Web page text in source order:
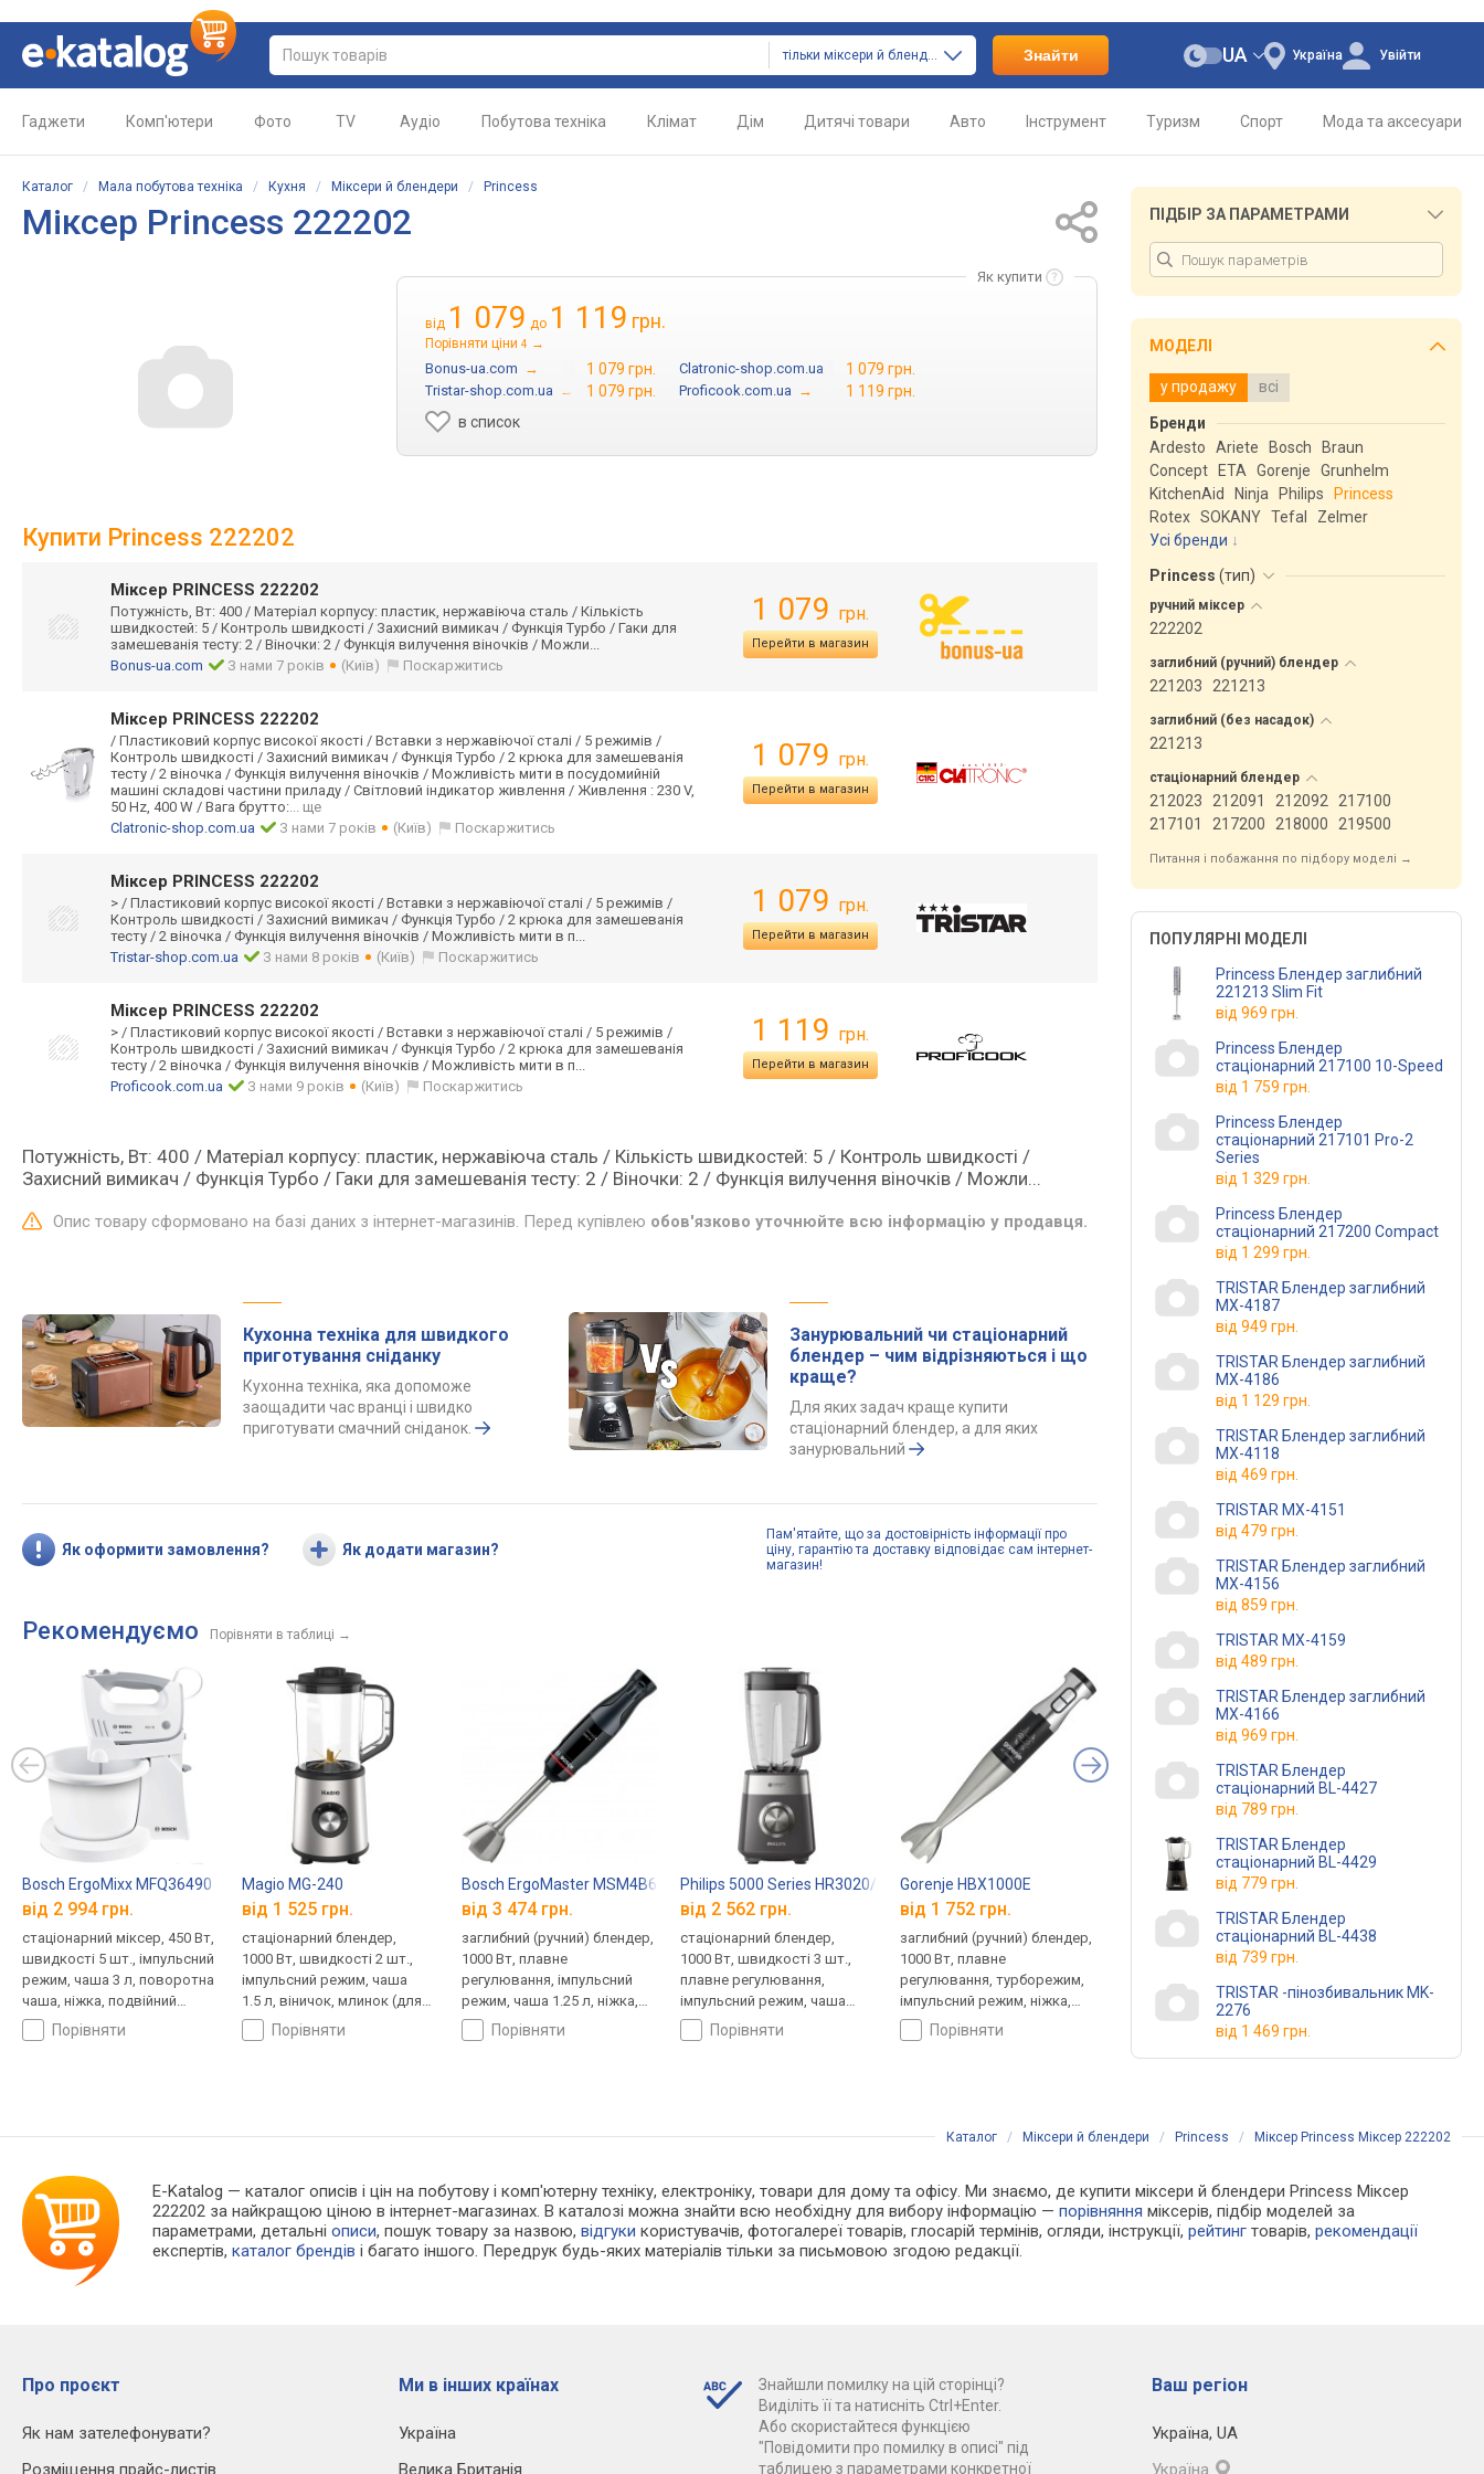
тільки міксери й блендери Знайти Україна
UA Увійти
Гаджети Комп'ютери Фото TV Аудіо Побутова техніка Клімат Дім Дитячі товари Авто Інструмент Туризм Спорт Мода та аксесуари
Каталог / Мала побутова техніка / Кухня / Міксери й блендери / Princess
Міксер Princess 222202
Як купити
від 1 079 до 1 119 грн.
Порівняти ціни 4 →
Bonus-ua.com → 1 079 грн. Clatronic-shop.com.ua 1 079 грн.
Tristar-shop.com.ua → 1 079 грн. Proficook.com.ua →
1 119 грн.
в список
Купити Princess 222202
Міксер PRINCESS 222202
Потужність, Вт: 400 / Матеріал корпусу: пластик, нержавіюча сталь / Кількість
швидкостей: 5 / Контроль швидкості / Захисний вимикач / Функція Турбо / Гаки для
замешеванія тесту: 2 / Віночки: 2 / Функція вилучення віночків / Можли...
Bonus-ua.com
З нами 7 років (Київ) Поскаржитись
1 079 грн.
Перейти в магазин
Міксер PRINCESS 222202
/ Пластиковий корпус високої якості / Вставки з нержавіючої сталі / 5 режимів /
Контроль швидкості / Захисний вимикач / Функція Турбо / 2 крюка для замешеванія
тесту / 2 віночка / Функція вилучення віночків / Можливість мити в посудомийній
машині складові частини приладу / Світловий індикатор живлення / Живлення : 230 V,
50 Hz, 400 W / Вага брутто:... ще
Clatronic-shop.com.ua
З нами 7 років (Київ) Поскаржитись
1 079 грн.
Перейти в магазин
Міксер PRINCESS 222202
> / Пластиковий корпус високої якості / Вставки з нержавіючої сталі / 5 режимів /
Контроль швидкості / Захисний вимикач / Функція Турбо / 2 крюка для замешеванія
тесту / 2 віночка / Функція вилучення віночків / Можливість мити в п...
Tristar-shop.com.ua
З нами 8 років (Київ) Поскаржитись
1 079 грн.
Перейти в магазин
Міксер PRINCESS 222202
> / Пластиковий корпус високої якості / Вставки з нержавіючої сталі / 5 режимів /
Контроль швидкості / Захисний вимикач / Функція Турбо / 2 крюка для замешеванія
тесту / 2 віночка / Функція вилучення віночків / Можливість мити в п...
Proficook.com.ua
З нами 9 років (Київ) Поскаржитись
1 119 грн.
Перейти в магазин
Потужність, Вт: 400 / Матеріал корпусу: пластик, нержавіюча сталь / Кількість швидкостей: 5 / Контроль швидкості /
Захисний вимикач / Функція Турбо / Гаки для замешеванія тесту: 2 / Віночки: 2 / Функція вилучення віночків / Можли...
Опис товару сформовано на базі даних з інтернет-магазинів. Перед купівлею обов'язково уточнюйте всю інформацію у продавця.
Кухонна техніка для швидкого
приготування сніданку
Кухонна техніка, яка допоможе
заощадити час вранці і швидко
приготувати смачний сніданок.
Занурювальний чи стаціонарний
блендер – чим відрізняються і що
краще?
Для яких задач краще купити
стаціонарний блендер, а для яких
занурювальний
Як оформити замовлення? Як додати магазин?
Пам'ятайте, що за достовірність інформації про
ціну, гарантію та доставку відповідає сам інтернет-
магазин!
Рекомендуємо Порівняти в таблиці →
Bosch ErgoMixx MFQ36490
від 2 994 грн.
стаціонарний міксер, 450 Вт,
швидкості 5 шт., імпульсний
режим, чаша 3 л, поворотна
чаша, ніжка, подвійний
вінчик, ніж подрібнювача
порівняти
Magio MG-240
від 1 525 грн.
стаціонарний блендер,
1000 Вт, швидкості 2 шт.,
імпульсний режим, чаша
1.5 л, віничок, млинок (для
кави) порівняти
Bosch ErgoMaster MSM4B670
від 3 474 грн.
заглибний (ручний) блендер,
1000 Вт, плавне
регулювання, імпульсний
режим, чаша 1.25 л, ніжка,
віничок, ніж подрібнювача, 4
диски для шатківниці /
порівняти
Philips 5000 Series HR3020/20
від 2 562 грн.
стаціонарний блендер,
1000 Вт, швидкості 3 шт.,
плавне регулювання,
імпульсний режим, чаша
1.5 л порівняти
Gorenje HBX1000E
від 1 752 грн.
заглибний (ручний) блендер,
1000 Вт, плавне
регулювання, турборежим,
імпульсний режим, ніжка,
віничок, ніж подрібнювача
порівняти
Bosch ErgoMixx MSM67170
від 2 448 грн.
заглибний (ручний) блендер,
750 Вт, швидкості 12 шт.,
плавне регулювання,
турборежим, імпульсний
режим, ніжка, віничок, ніж
подрібнювача, ніж для
льоду
порівняти
овочерізка, 150 Вт,
шаткування /
ПІДБІР ЗА ПАРАМЕТРАМИ
МОДЕЛІ
у продажу всі
Бренди
Ardesto
Ariete Bosch
Braun
Concept
ETA Gorenje
Grunhelm
KitchenAid
Ninja Philips
Princess
Rotex SOKANY Tefal
Zelmer
Усі бренди
Princess (тип)
ручний міксер
222202
заглибний (ручний) блендер
221203 221213
заглибний (без насадок)
221213
стаціонарний блендер
212023 212091 212092
217100
217101
217200 218000 219500
Питання і побажання по підбору моделі →
ПОПУЛЯРНІ МОДЕЛІ
Princess Блендер заглибний
221213 Slim Fit
від 969 грн.
Princess Блендер
стаціонарний 217100 10-Speed
від 1 759 грн.
Princess Блендер
стаціонарний 217101 Pro-2
Series
від 1 329 грн.
Princess Блендер
стаціонарний 217200 Compact
від 1 299 грн.
TRISTAR Блендер заглибний
MX-4187
від 949 грн.
TRISTAR Блендер заглибний
MX-4186
від 1 129 грн.
TRISTAR Блендер заглибний
MX-4118
від 469 грн.
TRISTAR MX-4151
від 479 грн.
TRISTAR Блендер заглибний
MX-4156
від 859 грн.
TRISTAR MX-4159
від 489 грн.
TRISTAR Блендер заглибний
MX-4166
від 969 грн.
TRISTAR Блендер
стаціонарний BL-4427
від 789 грн.
TRISTAR Блендер
стаціонарний BL-4429
від 779 грн.
TRISTAR Блендер
стаціонарний BL-4438
від 739 грн.
TRISTAR -пінозбивальник MK-
2276
від 1 469 грн.
Каталог / Міксери й блендери / Princess / Міксер Princess Міксер 222202
E-Katalog — каталог описів і цін на побутову і комп'ютерну техніку, електроніку, товари для дому та офісу. Ми знаємо, де купити міксери й блендери Princess Міксер
222202 за найкращою ціною в інтернет-магазинах. В каталозі можна знайти всю необхідну для вибору інформацію —порівняння міксерів, підбір моделей за
параметрами, детальніописи, пошук товару за назвою,відгуки користувачів, фотогалереї товарів, глосарій термінів, огляди, інструкції,рейтинг товарів,рекомендації
експертів,каталог брендів і багато іншого. Передрук будь-яких матеріалів тільки за письмовою згодою редакції.
Про проєкт
Як нам зателефонувати?
Розміщення прайс-листів
Ми в інших країнах
Україна
Велика Британія
Знайшли помилку на цій сторінці?
Виділіть її та натисніть Ctrl+Enter.
Або скористайтеся функцією
"Повідомити про помилку в описі" під
таблицею з параметрами конкретної
Ваш регіон
Україна, UA
Україна